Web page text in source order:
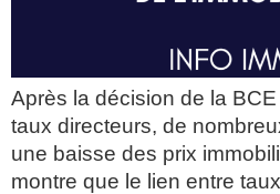
Après la décision de la BCE
taux directeurs, de
une baisse des prix
montre que le lien entre